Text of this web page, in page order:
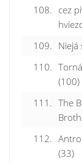
108. cez
109. Niejá
110.
(100)
111. The
112.
(33)